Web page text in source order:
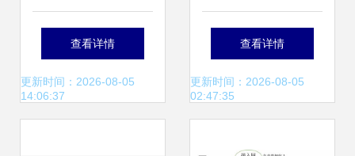
许可证有效期到期
续期办理相关规定
查看详情
更新时间：2026-08-05
14:06:37
能、高并发的网络
架构经验分享
查看详情
更新时间：2026-08-05
02:47:35